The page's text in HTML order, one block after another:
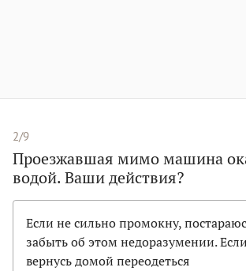
2/9
Проезжавшая мимо машина
водой. Ваши действия?
Если не сильно промокну,
забыть об этом недоразумении.
вернусь домой переодеться